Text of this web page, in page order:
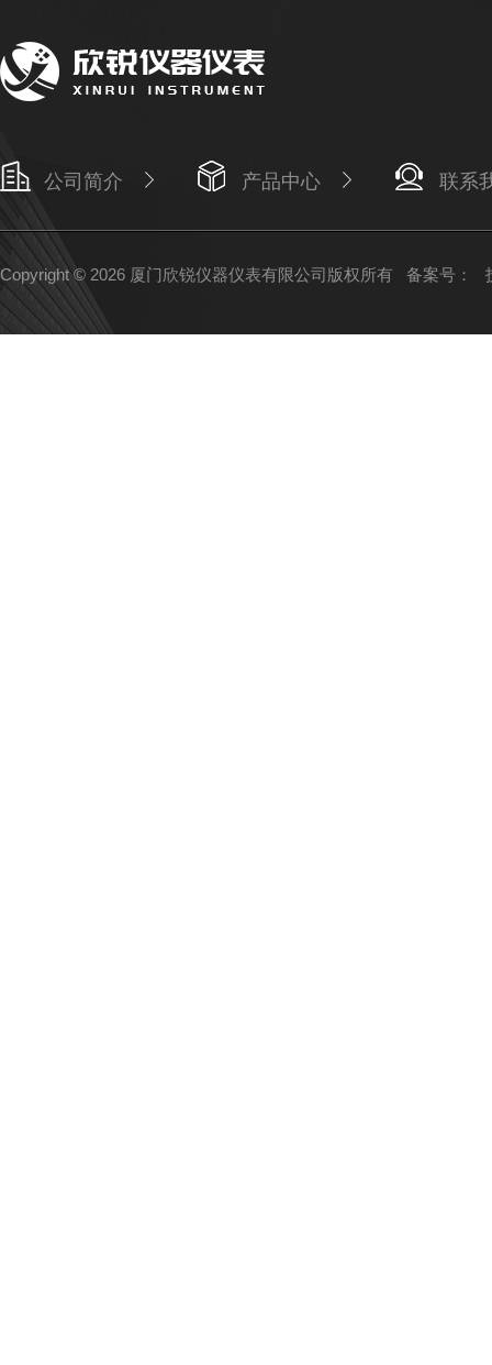
公司简介 产品中心 联系
Copyright © 2026 厦门欣锐仪器仪表有限公司版权所有 备案号：